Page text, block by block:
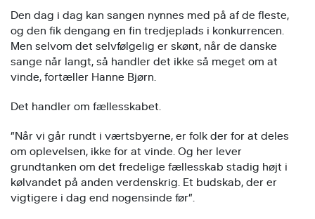
Den dag i dag kan sangen nynnes med på af de fleste,
og den fik dengang en fin tredjeplads i konkurrencen.
Men selvom det selvfølgelig er skønt, når de danske
sange når langt, så handler det ikke så meget om at
vinde, fortæller Hanne Bjørn.
Det handler om fællesskabet.
”Når vi går rundt i værtsbyerne, er folk der for at deles
om oplevelsen, ikke for at vinde. Og her lever
grundtanken om det fredelige fællesskab stadig højt i
kølvandet på anden verdenskrig. Et budskab, der er
vigtigere i dag end nogensinde før”.